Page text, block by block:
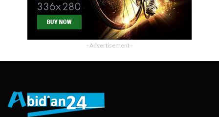
- Advertisement -